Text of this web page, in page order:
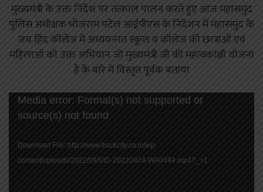
मुख्यमंत्री के उक्त निर्देश पर तत्काल पालन करते हुए आज महासमुंद
पुलिस अधीक्षक भोजराम पटेल आईपीएस के निर्देशन में महासमुंद के
जय हिंद कॉलेज में अध्ययनरत स्कूल व कॉलेज की छात्राओं एवं
महिलाओं को उक्त अभियान जो मुख्यमंत्री जी की महत्वकांक्षी योजना
है के बारे में विस्तृत पूर्वक बताया
Video
Player
Media error: Format(s) not supported or
source(s) not found
Download File: http://www.trackcity.co.in/wp-
content/uploads/2022/09/VID-20220924-WA0494.mp4?_=1